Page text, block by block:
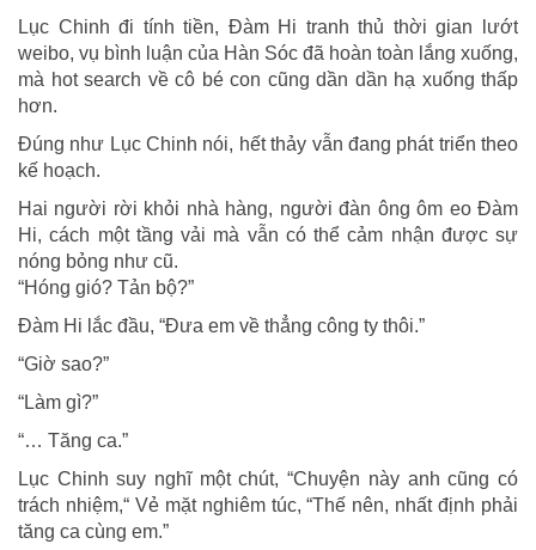
Lục Chinh đi tính tiền, Đàm Hi tranh thủ thời gian lướt
weibo, vụ bình luận của Hàn Sóc đã hoàn toàn lắng xuống,
mà hot search về cô bé con cũng dần dần hạ xuống thấp
hơn.
Đúng như Lục Chinh nói, hết thảy vẫn đang phát triển theo
kế hoạch.
Hai người rời khỏi nhà hàng, người đàn ông ôm eo Đàm
Hi, cách một tầng vải mà vẫn có thể cảm nhận được sự
nóng bỏng như cũ.
“Hóng gió? Tản bộ?”
Đàm Hi lắc đầu, “Đưa em về thẳng công ty thôi.”
“Giờ sao?”
“Làm gì?”
“… Tăng ca.”
Lục Chinh suy nghĩ một chút, “Chuyện này anh cũng có
trách nhiệm,“ Vẻ mặt nghiêm túc, “Thế nên, nhất định phải
tăng ca cùng em.”